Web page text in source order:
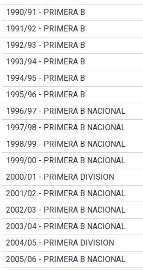
1990/91 - PRIMERA B
1991/92 - PRIMERA B
1992/93 - PRIMERA B
1993/94 - PRIMERA B
1994/95 - PRIMERA B
1995/96 - PRIMERA B
1996/97 - PRIMERA B NACIONAL
1997/98 - PRIMERA B NACIONAL
1998/99 - PRIMERA B NACIONAL
1999/00 - PRIMERA B NACIONAL
2000/01 - PRIMERA DIVISION
2001/02 - PRIMERA B NACIONAL
2002/03 - PRIMERA B NACIONAL
2003/04 - PRIMERA B NACIONAL
2004/05 - PRIMERA DIVISION
2005/06 - PRIMERA B NACIONAL